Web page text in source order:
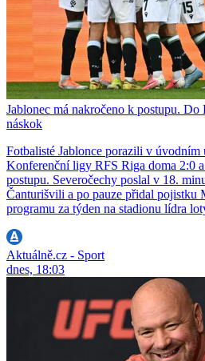
Jablonec má nakročeno k postupu.
náskok
Fotbalisté Jablonce porazili v úvodním
Konferenční ligy RFS Riga doma 2:0
postupu. Severočechy poslal v 18.
Čanturišvili a po pauze přidal pojistku
programu za týden na stadionu lídra
Aktuálně.cz - Sport
dnes, 18:03